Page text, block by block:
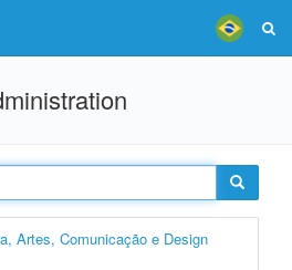
Artes, Comunicação e Design